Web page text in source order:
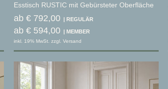
Esstisch RUSTIC mit Gebürsteter Oberfläche
ab € 792,00
ab € 594,00
inkl. 19% MwSt. zzgl. Versand